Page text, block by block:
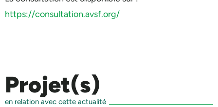
https://consultation.avsf.org/
Projet(s)
en relation avec cette actualité